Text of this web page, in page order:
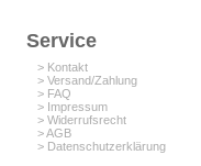
Service
> Kontakt
> Versand/Zahlung
> FAQ
> Impressum
> Widerrufsrecht
> AGB
> Datenschutzerklärung